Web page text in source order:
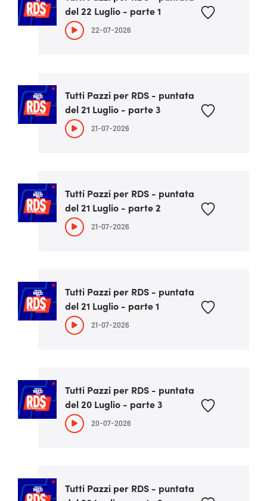
del 22 Luglio - parte 1
22-07-2026
Tutti Pazzi per RDS - puntata
del 21 Luglio - parte 3
21-07-2026
Tutti Pazzi per RDS - puntata
del 21 Luglio - parte 2
21-07-2026
Tutti Pazzi per RDS - puntata
del 21 Luglio - parte 1
21-07-2026
Tutti Pazzi per RDS - puntata
del 20 Luglio - parte 3
20-07-2026
Tutti Pazzi per RDS - puntata